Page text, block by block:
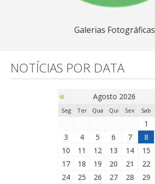
Galerias Fotográficas
NOTÍCIAS POR DATA
« Agosto 2026
Seg Ter Qua Qui Sex Sab
1
3
4 5 6 7 8
10
11 12 13 14 15
17
18 19 20 21 22
24
25 26 27 28 29